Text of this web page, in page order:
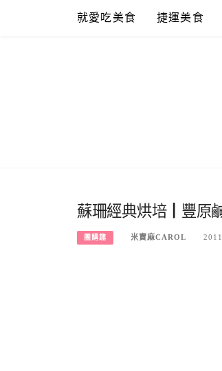
就愛吃美食 捷運美食
蘇珊經典烘培┃豐原
團購趣 米寶麻CAROL